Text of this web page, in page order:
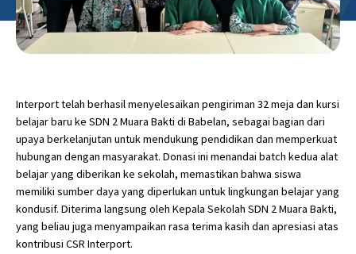
Interport telah berhasil menyelesaikan pengiriman 32 meja dan kursi
belajar baru ke SDN 2 Muara Bakti di Babelan, sebagai bagian dari
upaya berkelanjutan untuk mendukung pendidikan dan memperkuat
hubungan dengan masyarakat. Donasi ini menandai batch kedua alat
belajar yang diberikan ke sekolah, memastikan bahwa siswa
memiliki sumber daya yang diperlukan untuk lingkungan belajar yang
kondusif. Diterima langsung oleh Kepala Sekolah SDN 2 Muara Bakti,
yang beliau juga menyampaikan rasa terima kasih dan apresiasi atas
kontribusi CSR Interport.